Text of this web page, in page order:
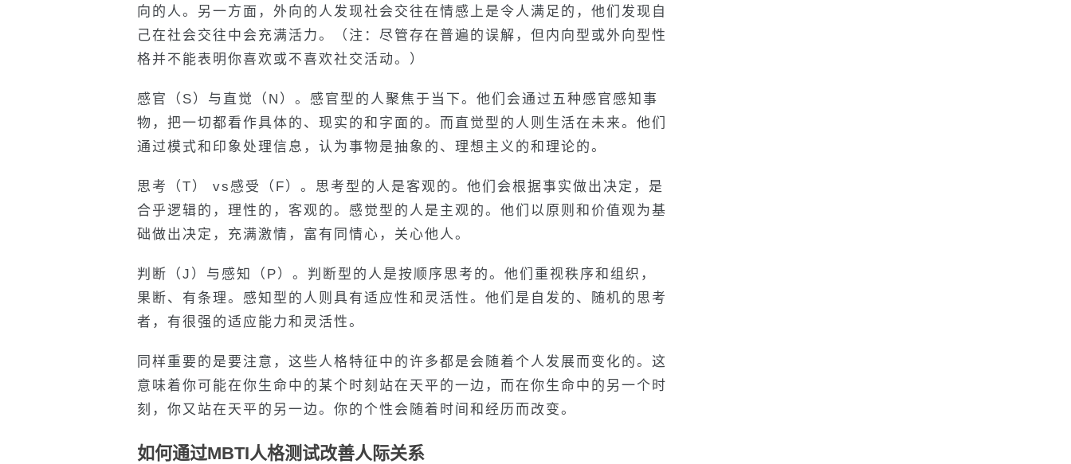
向的人。另一方面，外向的人发现社会交往在情感上是令人满足的，他们发现自
己在社会交往中会充满活力。（注：尽管存在普遍的误解，但内向型或外向型性
格并不能表明你喜欢或不喜欢社交活动。）
感官（S）与直觉（N）。感官型的人聚焦于当下。他们会通过五种感官感知事
物，把一切都看作具体的、现实的和字面的。而直觉型的人则生活在未来。他们
通过模式和印象处理信息，认为事物是抽象的、理想主义的和理论的。
思考（T） vs感受（F）。思考型的人是客观的。他们会根据事实做出决定，是
合乎逻辑的，理性的，客观的。感觉型的人是主观的。他们以原则和价值观为基
础做出决定，充满激情，富有同情心，关心他人。
判断（J）与感知（P）。判断型的人是按顺序思考的。他们重视秩序和组织，
果断、有条理。感知型的人则具有适应性和灵活性。他们是自发的、随机的思考
者，有很强的适应能力和灵活性。
同样重要的是要注意，这些人格特征中的许多都是会随着个人发展而变化的。这
意味着你可能在你生命中的某个时刻站在天平的一边，而在你生命中的另一个时
刻，你又站在天平的另一边。你的个性会随着时间和经历而改变。
如何通过MBTI人格测试改善人际关系